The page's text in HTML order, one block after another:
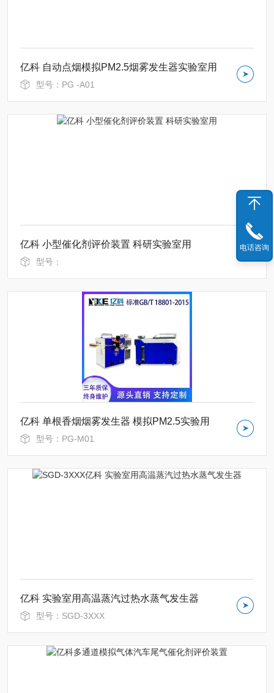
亿科 自动点烟模拟PM2.5烟雾发生器实验室用
型号：PG -A01
亿科 小型催化剂评价装置 科研实验室用
型号：
亿科 单根香烟烟雾发生器 模拟PM2.5实验用
型号：PG-M01
亿科 实验室用高温蒸汽过热水蒸气发生器
型号：SGD-3XXX
电话咨询